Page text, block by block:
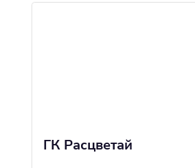
ГК Расцветай